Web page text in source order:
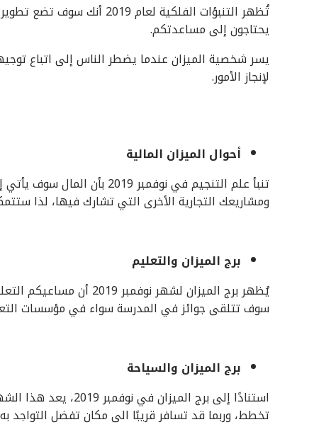
تُظهر التنبؤات الفلكية
يحتاجون إلى مساعدتكم.
يسر شخصية الميزان عندما يضطر الناس إلى اتباع
لإنجاز الأمور.
أحوال الميزان المالية
تنبأ علم التنجيم في نوفمبر
ومشاريعك التجارية الأخرى التي تشارك فيها، لذا
برج الميزان والتعليم
يُظهر برج الميزان لشهر
سوف تتلقى جوائز في المدرسة سواء في مؤسسات
برج الميزان والسياحة
استنادًا إلى برج
تخطط، وربما قد تسافر قريبًا الى مكان تفضل التواجد